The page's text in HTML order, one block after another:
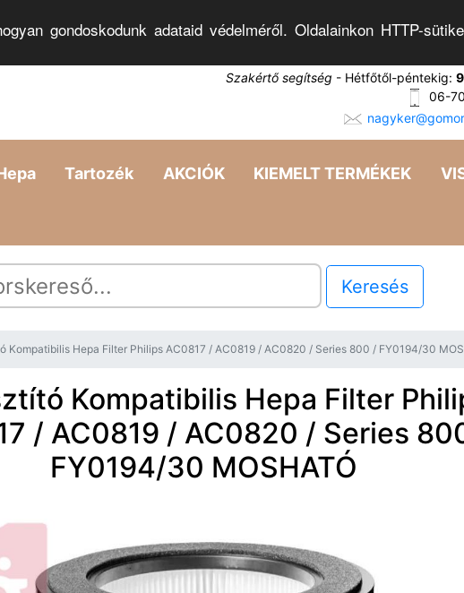
gondoskodunk adataid védelméről. Oldalainkon HTTP-
Szakértő segítség - Hétfőtől-péntekig:
06-
Tartozék AKCIÓK KIEMELT TERMÉKEK
Keresés
Kompatibilis Hepa Filter Philips AC0817 / AC0819 / AC0820 / Series 800 / FY0194/30
Kompatibilis Hepa Filter
/ AC0819 / AC0820 / Series
FY0194/30 MOSHATÓ